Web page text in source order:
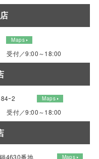
Maps
受付／9:00～18:00
ｰ2 Maps
受付／9:00～18:00
4630番地 Maps